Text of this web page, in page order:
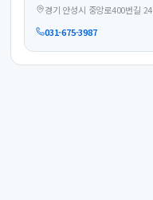
경기 안성시 중앙로400번길 24
031-675-3987